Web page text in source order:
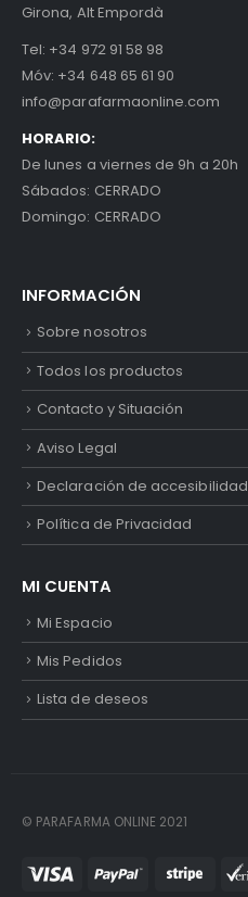
Girona, Alt Empordà
Tel: +34 972 91 58 98
Móv: +34 648 65 61 90
info@parafarmaonline.com
HORARIO:
De lunes a viernes de 9h a 20h
Sábados: CERRADO
Domingo: CERRADO
INFORMACIÓN
Sobre nosotros
Todos los productos
Contacto y Situación
Aviso Legal
Declaración de accesibilidad
Política de Privacidad
MI CUENTA
Mi Espacio
Mis Pedidos
Lista de deseos
© PARAFARMA ONLINE 2021